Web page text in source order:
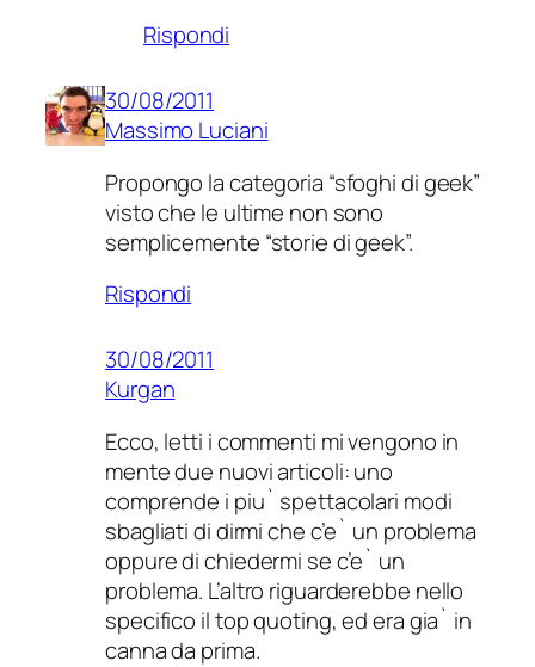
Rispondi
30/08/2011
Massimo Luciani
Propongo la categoria “sfoghi di geek”
visto che le ultime non sono
semplicemente “storie di geek”.
Rispondi
30/08/2011
Kurgan
Ecco, letti i commenti mi vengono in
mente due nuovi articoli: uno
comprende i piu` spettacolari modi
sbagliati di dirmi che c’e` un problema
oppure di chiedermi se c’e` un
problema. L’altro riguarderebbe nello
specifico il top quoting, ed era gia` in
canna da prima.